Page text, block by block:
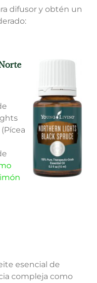
difusor y obtén un
esencial de
compleja como